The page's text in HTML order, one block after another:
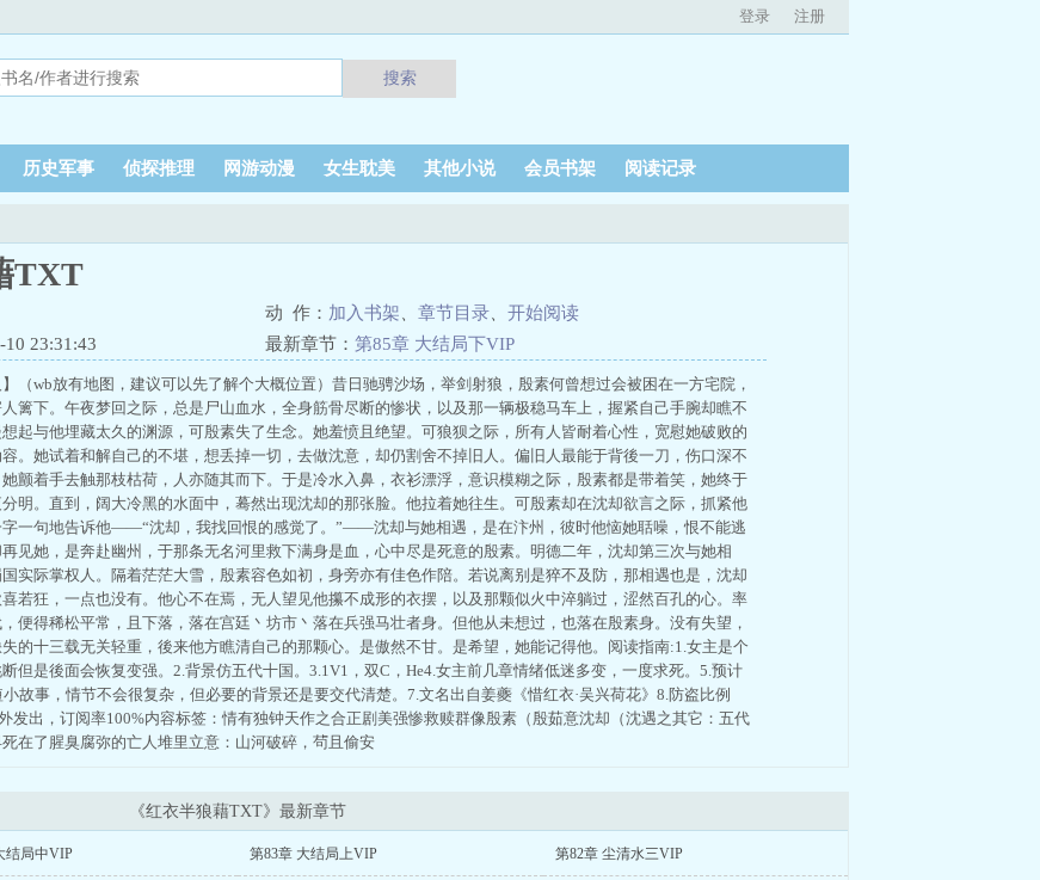
登录 注册
搜索
历史军事 侦探推理 网游动漫 女生耽美 其他小说 会员书架 阅读记录
TXT
动 作： 加入书架 章节目录
开始阅读
23:31:43
最新章节： 第85章 大结局下VIP
（wb放有地图，建议可以先了解个大概位置）昔日驰骋沙场，举剑射狼，殷素何曾想过会被困在一方宅院，
篱下。午夜梦回之际，总是尸山血水，全身筋骨尽断的惨状，以及那一辆极稳马车上，握紧自己手腕却瞧不
起与他埋藏太久的渊源，可殷素失了生念。她羞愤且绝望。可狼狈之际，所有人皆耐着心性，宽慰她破败的
。她试着和解自己的不堪，想丢掉一切，去做沈意，却仍割舍不掉旧人。偏旧人最能于背後一刀，伤口深不
颤着手去触那枝枯荷，人亦随其而下。于是冷水入鼻，衣衫漂浮，意识模糊之际，殷素都是带着笑，她终于
明。直到，阔大冷黑的水面中，蓦然出现沈却的那张脸。他拉着她往生。可殷素却在沈却欲言之际，抓紧他
字一句地告诉他——“沈却，我找回恨的感觉了。”——沈却与她相遇，是在汴州，彼时他恼她聒噪，恨不能逃
见她，是奔赴幽州，于那条无名河里救下满身是血，心中尽是死意的殷素。明德二年，沈却第三次与她相
实际掌权人。隔着茫茫大雪，殷素容色如初，身旁亦有佳色作陪。若说离别是猝不及防，那相遇也是，沈却
若狂，一点也没有。他心不在焉，无人望见他攥不成形的衣摆，以及那颗似火中淬躺过，涩然百孔的心。率
便得稀松平常，且下落，落在宫廷丶坊市丶落在兵强马壮者身。但他从未想过，也落在殷素身。没有失望，
的十三载无关轻重，後来他方瞧清自己的那颗心。是傲然不甘。是希望，她能记得他。阅读指南:1.女主是个
但是後面会恢复变强。2.背景仿五代十国。3.1V1，双C，He4.女主前几章情绪低迷多变，一度求死。5.预计
故事，情节不会很复杂，但必要的背景还是要交代清楚。7.文名出自姜夔《惜红衣·吴兴荷花》8.防盗比例
发出，订阅率100%内容标签：情有独钟天作之合正剧美强惨救赎群像殷素（殷茹意沈却（沈遇之其它：五代
在了腥臭腐弥的亡人堆里立意：山河破碎，茍且偷安
《红衣半狼藉TXT》最新章节
结局中VIP 第83章 大结局上VIP 第82章 尘清水三VIP